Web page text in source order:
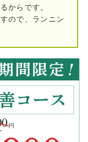
からです。
ので、ランニン